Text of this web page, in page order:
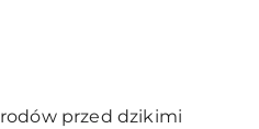
przed dzikimi